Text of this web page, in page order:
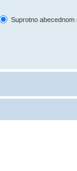
Suprotno abecednom